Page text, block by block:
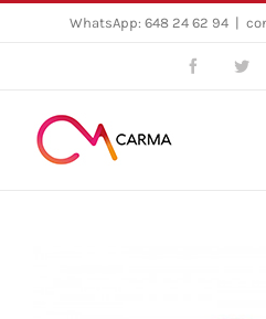
WhatsApp: 648 24 62 94 |
Facebook